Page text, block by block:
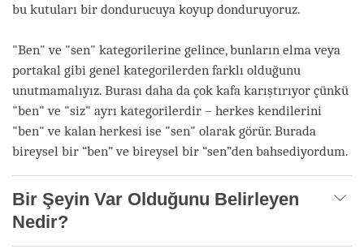
bu kutuları bir dondurucuya koyup donduruyoruz.
"Ben" ve "sen" kategorilerine gelince, bunların elma veya
portakal gibi genel kategorilerden farklı olduğunu
unutmamalıyız. Burası daha da çok kafa karıştırıyor çünkü
"ben" ve "siz" ayrı kategorilerdir – herkes kendilerini
"ben" ve kalan herkesi ise "sen" olarak görür. Burada
bireysel bir “ben” ve bireysel bir “sen”den bahsediyordum.
Bir Şeyin Var Olduğunu Belirleyen
Nedir?